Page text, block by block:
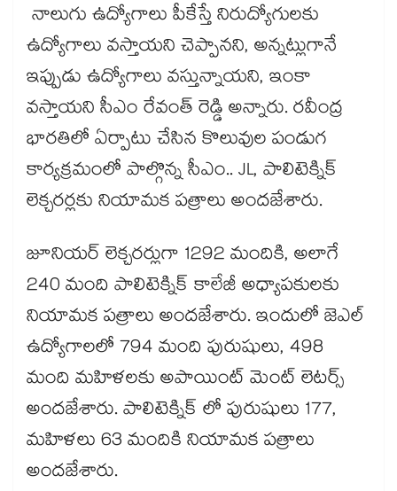
నాలుగు ఉద్యోగాలు పీకేస్తే నిరుద్యోగులకు
ఉద్యోగాలు వస్తాయని చెప్పానని, అన్నట్లుగానే
ఇప్పుడు ఉద్యోగాలు వస్తున్నాయని, ఇంకా
వస్తాయని సీఎం రేవంత్ రెడ్డి అన్నారు. రవీంద్ర
భారతిలో ఏర్పాటు చేసిన కొలువుల పండుగ
కార్యక్రమంలో పాల్గొన్న సీఎం.. JL, పాలిటెక్నిక్
లెక్చరర్లకు నియామక పత్రాలు అందజేశారు.
జూనియర్ లెక్చరర్లుగా 1292 మందికి, అలాగే
240 మంది పాలిటెక్నిక్ కాలేజీ అధ్యాపకులకు
నియామక పత్రాలు అందజేశారు. ఇందులో జెఎల్
ఉద్యోగాలలో 794 మంది పురుషులు, 498
మంది మహిళలకు అపాయింట్ మెంట్ లెటర్స్
అందజేశారు. పాలిటెక్నిక్ లో పురుషులు 177,
మహిళలు 63 మందికి నియామక పత్రాలు
అందజేశారు.